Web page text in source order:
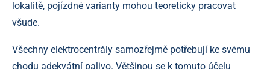
lokalitě, pojízdné varianty mohou teoreticky pracovat
všude.
Všechny elektrocentrály samozřejmě potřebují ke svému
chodu adekvátní palivo. Většinou se k tomuto účelu